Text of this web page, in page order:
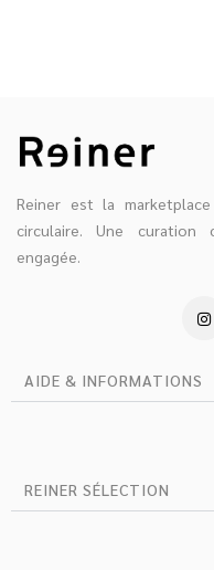
Reiner est la
circulaire. Une curation
engagée.
AIDE & INFORMATIONS
REINER SÉLECTION